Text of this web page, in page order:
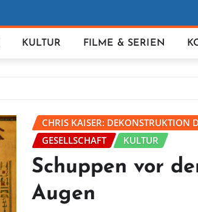
KULTUR FILME & SERIEN
CHRIS KAISER: DEKONSTRUKTION
GESELLSCHAFT
KULTUR
Schuppen vor
Augen